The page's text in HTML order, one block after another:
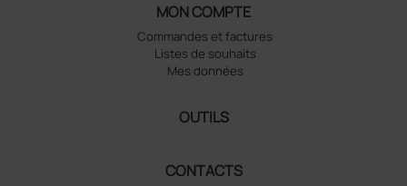
MON COMPTE
Commandes et factures
Listes de souhaits
Mes données
OUTILS
CONTACTS